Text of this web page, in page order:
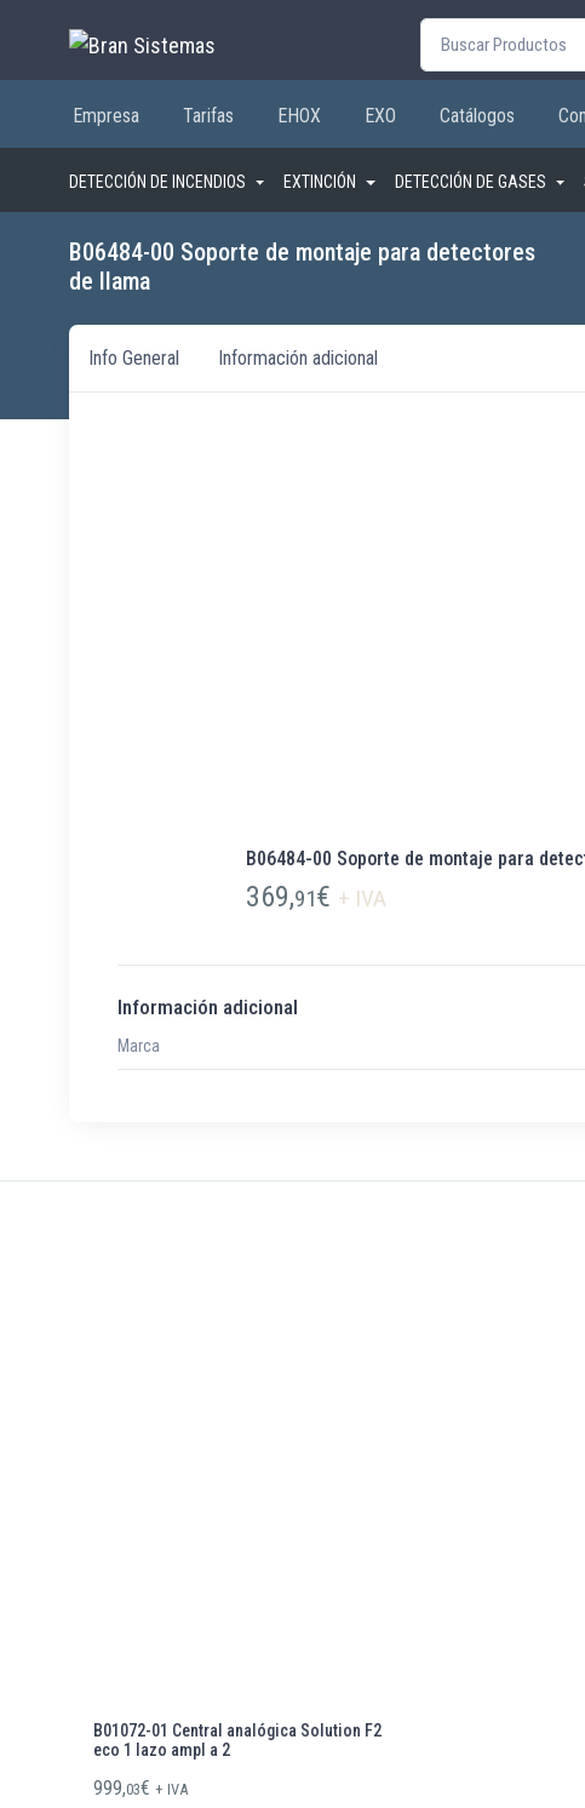
Buscar por:
Empresa Tarifas EHOX EXO Catálogos
DETECCIÓN DE INCENDIOS EXTINCIÓN DETECCIÓN DE GASES
B06484-00 Soporte de montaje para detectores
de llama
Info General Información adicional
B06484-00 Soporte de montaje para
369,91€ + IVA
Información adicional
Marca
B01072-01 Central analógica Solution F2
eco 1 lazo ampl a 2
999,03€ + IVA